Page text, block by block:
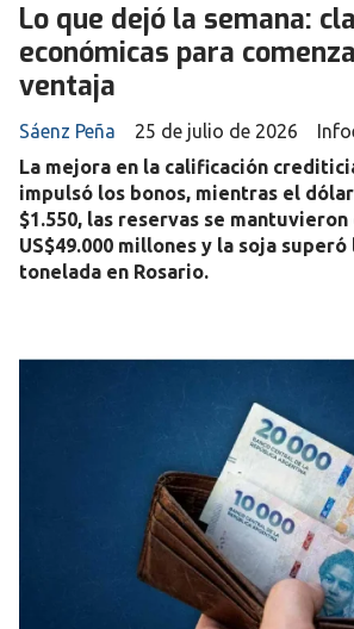
Lo que dejó la semana:
económicas para
ventaja
Sáenz Peña
25 de julio de 2026
La mejora en la calificación
impulsó los bonos, mientras el
$1.550, las reservas se
US$49.000 millones y la soja superó
tonelada en Rosario.